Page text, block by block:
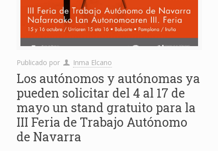
Publicado por Inma Elcano
Los autónomos y autónomas ya
pueden solicitar del 4 al 17 de
mayo un stand gratuito para la
III Feria de Trabajo Autónomo
de Navarra